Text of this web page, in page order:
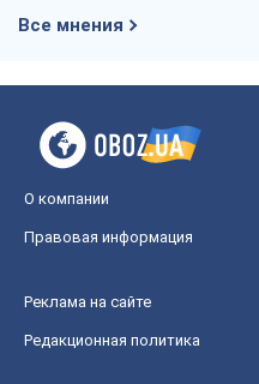
Все мнения
О компании
Правовая информация
Реклама на сайте
Редакционная политика